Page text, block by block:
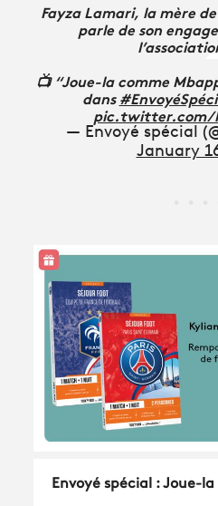
Fayza Lamari, la mère
parle de son
📺 “Joue-la comme
dans
pic.twitter.com/
— Envoyé spécial
January
Envoyé spécial : Joue-